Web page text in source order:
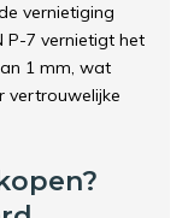
vernietiging
P-7 vernietigt het
1 mm, wat
vertrouwelijke